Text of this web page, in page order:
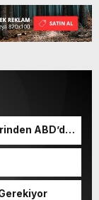
ABD’de